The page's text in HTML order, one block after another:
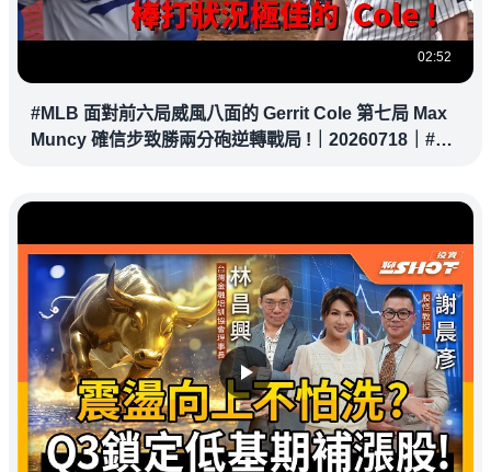
02:52
#MLB 面對前六局威風八面的 Gerrit Cole 第七局 Max
Muncy 確信步致勝兩分砲逆轉戰局 !｜20260718｜#洛